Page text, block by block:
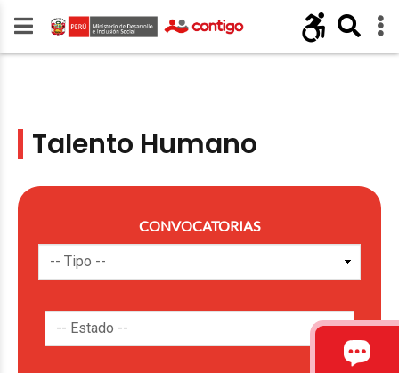
Talento Humano
CONVOCATORIAS